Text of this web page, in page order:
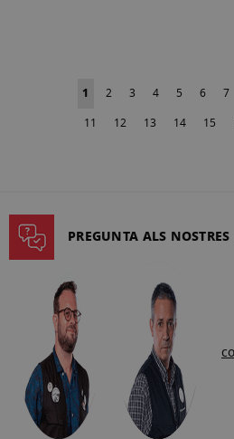
Actualment
estàs
1 Pàgina
2 Pàgina
3 Pàgina
4 Pàgina
5 Pàgina
6 7
Pàgina
11 Pàgina
12 Pàgina
13 Pàgina
14 15
PREGUNTA ALS NOSTRES